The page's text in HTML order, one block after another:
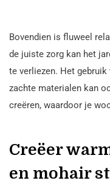
Bovendien is fluweel
de juiste zorg kan het
te verliezen. Het
zachte materialen kan
creëren, waardoor je
Creëer
en mohair